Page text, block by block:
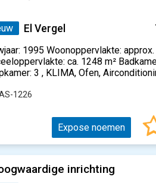
El Vergel
1995 Woonoppervlakte: approx.
ca. 1248 m²
3 , KLIMA, Ofen,
1226
Expose noemen
inrichting